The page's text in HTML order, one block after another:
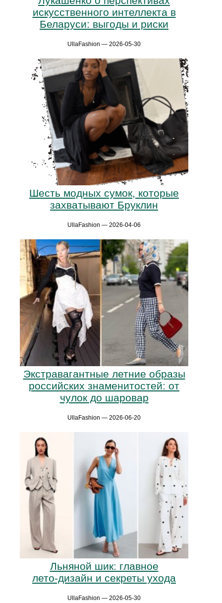
искусственного интеллекта в
Беларуси: выгоды и риски
UllaFashion — 2026-05-30
Шесть модных сумок, которые
захватывают Бруклин
UllaFashion — 2026-04-06
Экстравагантные летние образы
российских знаменитостей: от
чулок до шаровар
UllaFashion — 2026-06-20
Льняной шик: главное
лето‑дизайн и секреты ухода
UllaFashion — 2026-05-30